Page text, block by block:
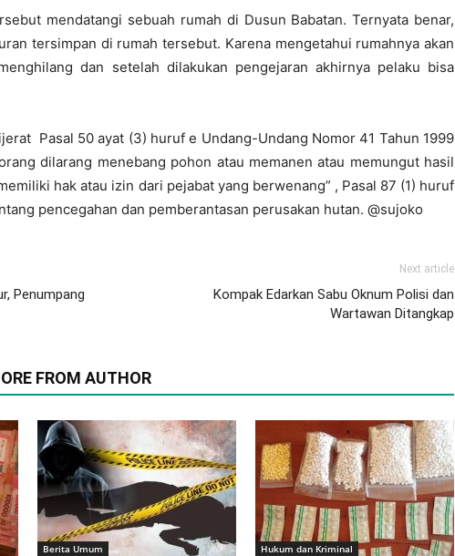
mendatangi sebuah rumah di Dusun Babatan. Ternyata benar,
tersimpan di rumah tersebut. Karena mengetahui rumahnya akan
dan setelah dilakukan pengejaran akhirnya pelaku bisa
Pasal 50 ayat (3) huruf e Undang-Undang Nomor 41 Tahun 1999
dilarang menebang pohon atau memanen atau memungut hasil
hak atau izin dari pejabat yang berwenang” , Pasal 87 (1) huruf
pencegahan dan pemberantasan perusakan hutan. @sujoko
Penumpang
Next article
Kompak Edarkan Sabu Oknum Polisi dan
Wartawan Ditangkap
FROM AUTHOR
Berita Umum Hukum dan Kriminal